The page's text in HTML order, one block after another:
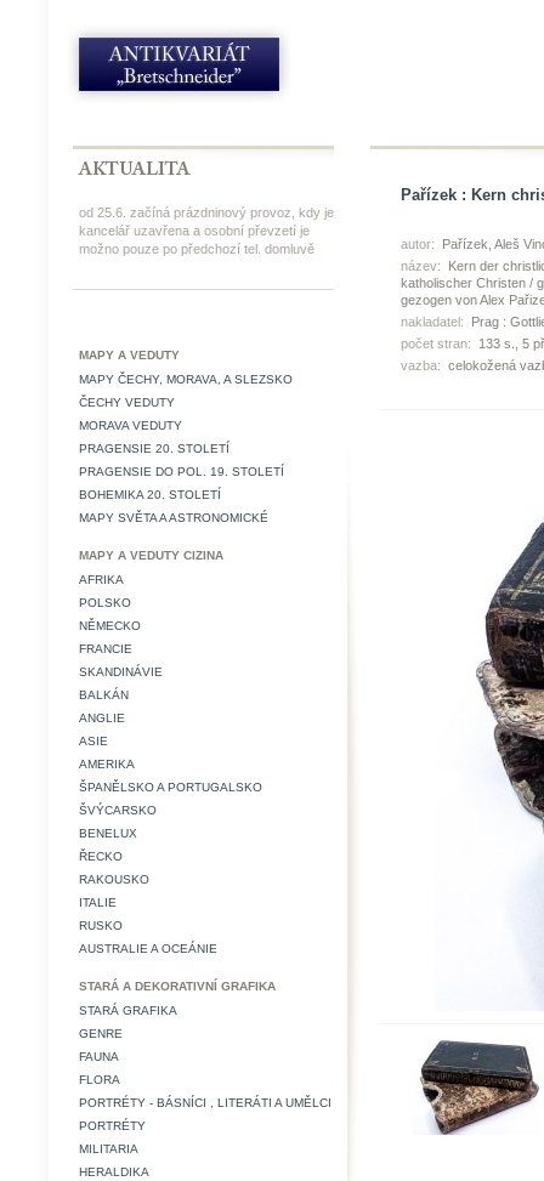
od 25.6. začíná prázdninový provoz, kdy je
kancelář uzavřena a osobní převzetí je
možno pouze po předchozí tel. domluvě
MAPY A VEDUTY
MAPY ČECHY, MORAVA, A SLEZSKO
ČECHY VEDUTY
MORAVA VEDUTY
PRAGENSIE 20. STOLETÍ
PRAGENSIE DO POL. 19. STOLETÍ
BOHEMIKA 20. STOLETÍ
MAPY SVĚTA A ASTRONOMICKÉ
MAPY A VEDUTY CIZINA
AFRIKA
POLSKO
NĚMECKO
FRANCIE
SKANDINÁVIE
BALKÁN
ANGLIE
ASIE
AMERIKA
ŠPANĚLSKO A PORTUGALSKO
ŠVÝCARSKO
BENELUX
ŘECKO
RAKOUSKO
ITALIE
RUSKO
AUSTRALIE A OCEÁNIE
STARÁ A DEKORATIVNÍ GRAFIKA
STARÁ GRAFIKA
GENRE
FAUNA
FLORA
PORTRÉTY - BÁSNÍCI , LITERÁTI A UMĚLCI
PORTRÉTY
MILITARIA
HERALDIKA
Pařízek : Kern
autor:
Pařízek, Aleš
název:
Kern der
katholischer Christen /
gezogen von Alex
nakladatel:
Prag :
počet stran:
133 s., 5
vazba: celokožená